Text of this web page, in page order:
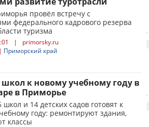
провёл встречу с
федерального кадрового резерва
туризма
|
primorsky.ru
| Приморский край
школ к новому учебному году в
в Приморье
и 14 детских садов готовят к
году: ремонтируют здания,
классы